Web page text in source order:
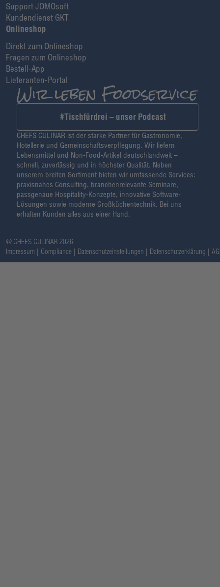
Support JOMOsoft
Kundendienst GKT
Onlineshop
Direkt zum Onlineshop
Fragen zum Onlineshop
Bestell-App
Lieferanten-Portal
#Tischfürdrei – unser Podcast
CHEFS CULINAR ist der starke Partner für Gastronomie,
Hotellerie und Gemeinschaftsverpflegung. Wir liefern
Lebensmittel und Non-Food-Artikel deutschlandweit –
schnell, zuverlässig und in höchster Qualität. Neben
unserem breiten Sortiment bieten wir umfassende Services:
praxisnahes Consulting, branchenrelevante Seminare,
passgenaue Hospitality-Konzepte, innovative Software-
Lösungen sowie moderne Großküchentechnik. Bei uns
erhalten Kunden alles aus einer Hand.
@ CHEFS CULINAR 2026
Impressum
Compliance Datenschutzeinstellungen Datenschutzerklärung